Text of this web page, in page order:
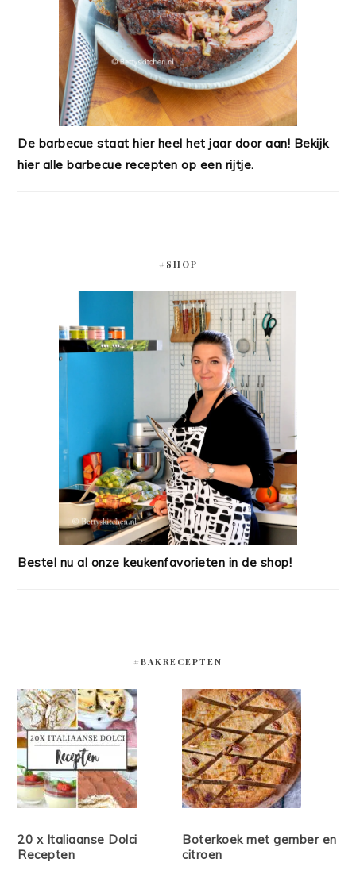
De barbecue staat hier heel het jaar door aan! Bekijk
hier alle barbecue recepten op een rijtje.
#SHOP
Bestel nu al onze keukenfavorieten in de shop!
#BAKRECEPTEN
20 x Italiaanse Dolci
Recepten
Boterkoek met gember en
citroen